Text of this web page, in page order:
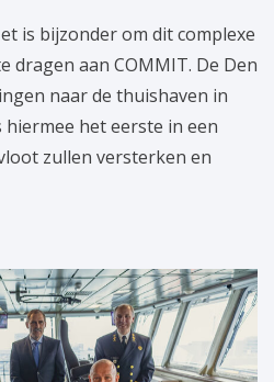
is bijzonder om dit complexe
dragen aan COMMIT. De Den
naar de thuishaven in
hiermee het eerste in een
zullen versterken en